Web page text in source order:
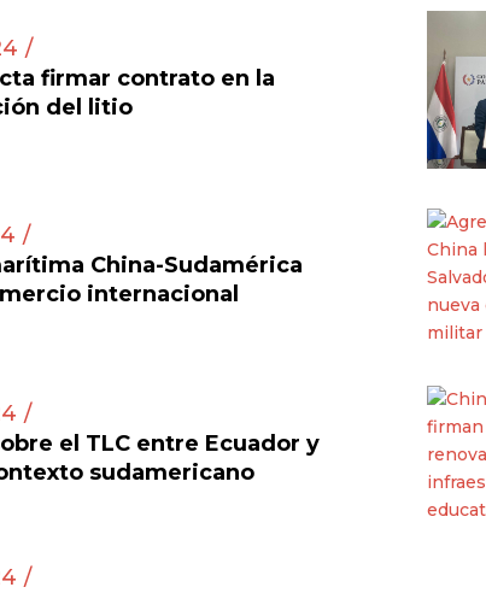
/
firmar contrato en la
del litio
/
China-Sudamérica
internacional
/
el TLC entre Ecuador y
sudamericano
/